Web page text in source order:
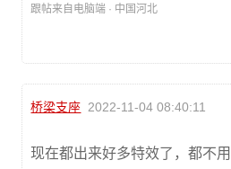
跟帖来自电脑端 · 中国河北
桥梁支座 2022-11-04 08:40:11
现在都出来好多特效了，都不